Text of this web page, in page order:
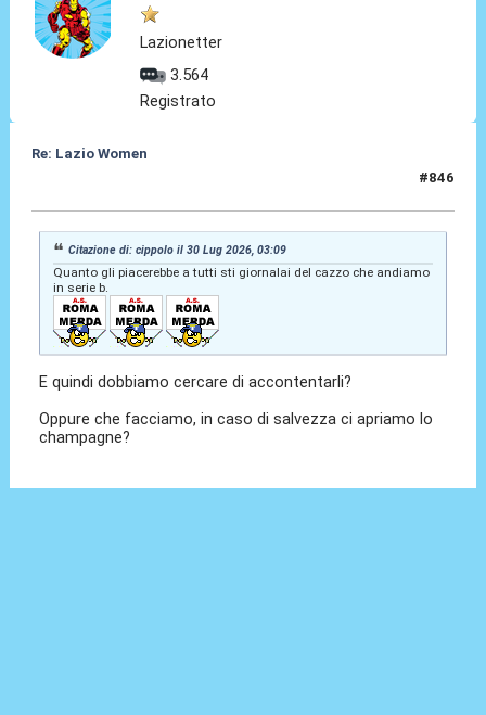
Lazionetter
3.564
Registrato
Re: Lazio Women
#846
Citazione di: cippolo il 30 Lug 2026, 03:09
Quanto gli piacerebbe a tutti sti giornalai del cazzo che andiamo
in serie b.
E quindi dobbiamo cercare di accontentarli?
Oppure che facciamo, in caso di salvezza ci apriamo lo
champagne?